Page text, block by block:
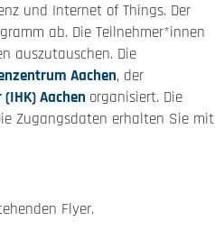
und Internet of Things. Der
ab. Die Teilnehmer*innen
auszutauschen. Die
Aachen, der
Aachen organisiert. Die
Zugangsdaten erhalten Sie mit
Flyer.